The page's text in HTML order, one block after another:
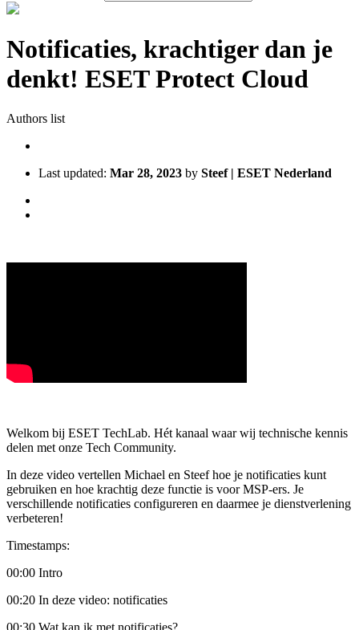
Notificaties, krachtiger dan je
denkt! ESET Protect Cloud
Authors list
Last updated: Mar 28, 2023 by Steef | ESET Nederland
Welkom bij ESET TechLab. Hét kanaal waar wij technische kennis
delen met onze Tech Community.
In deze video vertellen Michael en Steef hoe je notificaties kunt
gebruiken en hoe krachtig deze functie is voor MSP-ers. Je
verschillende notificaties configureren en daarmee je dienstverlening
verbeteren!
Timestamps:
00:00 Intro
00:20 In deze video: notificaties
00:30 Wat kan ik met notificaties?